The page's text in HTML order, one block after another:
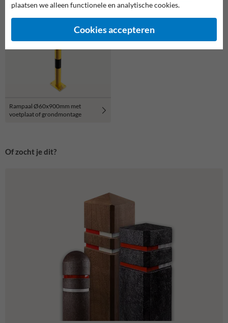
Rampaal Ø60x900mm met
voetplaat of grondmontage
Of zocht je dit?
plaatsen we alleen functionele en analytische cookies.
Cookies accepteren